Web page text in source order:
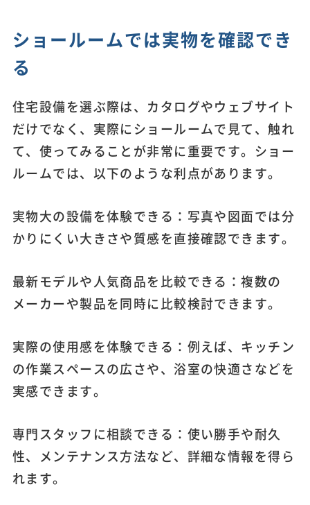
ショールームでは実物を確認でき
る
住宅設備を選ぶ際は、カタログやウェブサイト
だけでなく、実際にショールームで見て、触れ
て、使ってみることが非常に重要です。ショー
ルームでは、以下のような利点があります。
実物大の設備を体験できる：写真や図面では分
かりにくい大きさや質感を直接確認できます。
最新モデルや人気商品を比較できる：複数の
メーカーや製品を同時に比較検討できます。
実際の使用感を体験できる：例えば、キッチン
の作業スペースの広さや、浴室の快適さなどを
実感できます。
専門スタッフに相談できる：使い勝手や耐久
性、メンテナンス方法など、詳細な情報を得ら
れます。